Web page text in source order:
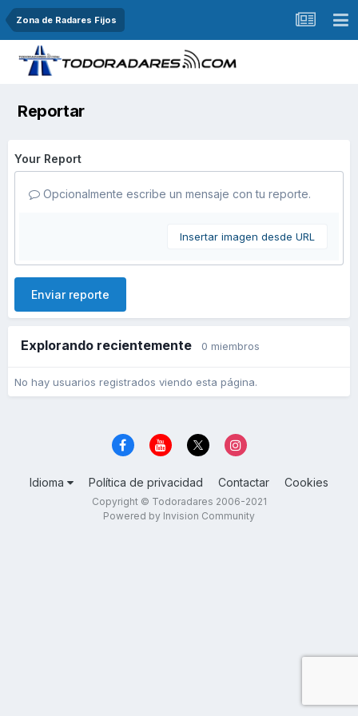
Zona de Radares Fijos
Reportar
Your Report
Opcionalmente escribe un mensaje con tu reporte.
Insertar imagen desde URL
Enviar reporte
Explorando recientemente 0 miembros
No hay usuarios registrados viendo esta página.
Idioma Política de privacidad Contactar Cookies
Copyright © Todoradares 2006-2021
Powered by Invision Community